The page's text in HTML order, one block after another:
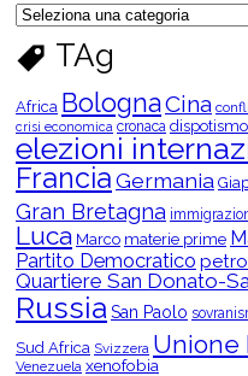
C
e
c
a
e
r
C
a
t
e
g
o
r
i
e
TAg
Africa BolognaCina
crisi economica cronaca dispotismo
elezioni
FranciaGermania
Gran Bretagna
Luca Marco materie prime
Partito Democratico
Quartiere San Donato-
Russia San Paolo
Sud Africa Svizzera Unione
Venezuela xenofobia